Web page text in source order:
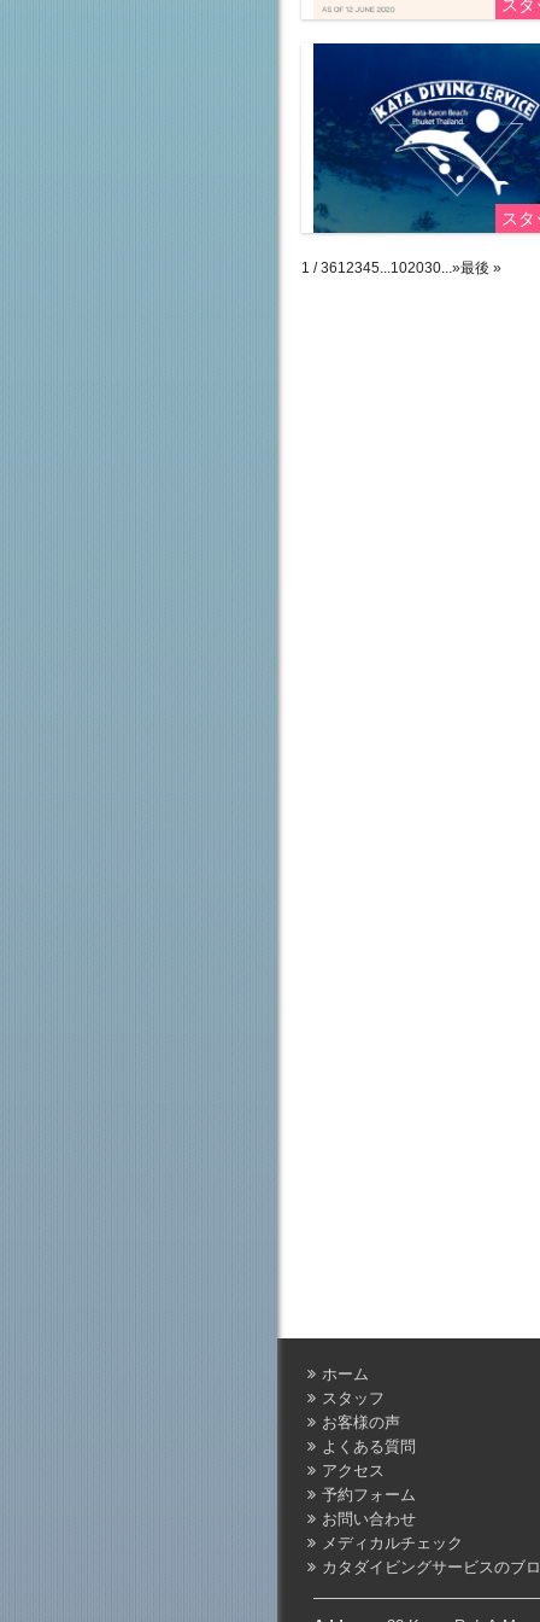
スタ
ス
1 / 3612345...102030...»最後 »
ホーム
スタッフ
お客様の声
よくある質問
アクセス
予約フォーム
お問い合わせ
メディカルチェック
カタダイビングサービスのブ